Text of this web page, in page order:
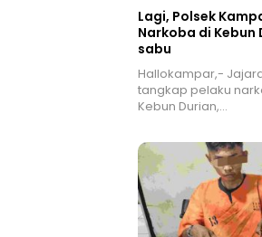
Lagi, Polsek
Narkoba di Kebun
sabu
Hallokampar,-
tangkap pelaku
Kebun Durian,…